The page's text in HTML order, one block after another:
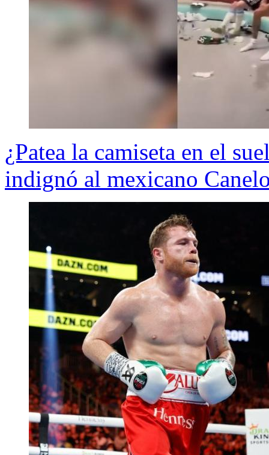
¿Patea la camiseta en el
indignó al mexicano